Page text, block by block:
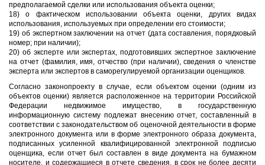
предполагаемой сделки или использования объекта оценки;
18) о фактическом использовании объекта оценки, других видах
использования, используемых при определении его стоимости;
19) об экспертном заключении на отчет (дата составления, порядковый
номер; при наличии);
20) об эксперте или экспертах, подготовивших экспертное заключение
на отчет (фамилия, имя, отчество (при наличии), сведения о членстве
эксперта или экспертов в саморегулируемой организации оценщиков.
Согласно законопроекту в случае, если объектом оценки (одним из
объектов оценки) является расположенное на территории Российской
Федерации недвижимое имущество, в государственную
информационную систему подлежат внесению отчет, составленный в
соответствии с законодательством об оценочной деятельности в форме
электронного документа или в форме электронного образа документа,
подписанных усиленной квалифицированной электронной подписью
оценщика, если отчет был составлен в виде документа на бумажном
носителе, и содержащиеся в отчете сведения, в срок не более десяти